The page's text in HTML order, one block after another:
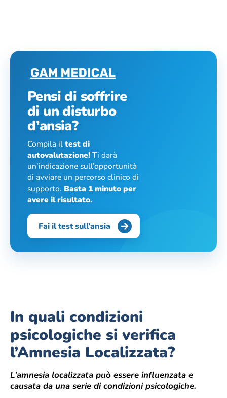
Pensi di soffrire
di un disturbo
d’ansia?
Compila iltest di
autovalutazione!Ti darà
un’indicazione sull’opportunità
di avviare un percorso clinico di
supporto. Basta 1 minuto per
avere il risultato.
Fai il test sull’ansia
In quali condizioni
psicologiche si verifica
l’Amnesia Localizzata?
L’amnesia localizzata può essere influenzata e
causata da una serie di condizioni psicologiche.